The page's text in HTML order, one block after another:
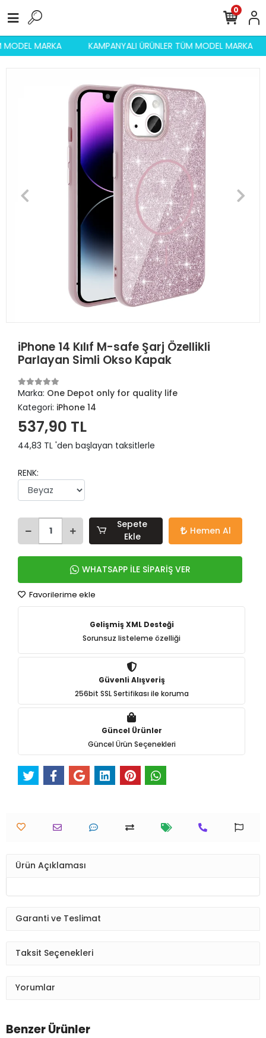
MODEL MARKA KAMPANYALI ÜRÜNLER TÜM MODEL MARKA
0
iPhone 14 Kılıf M-safe Şarj Özellikli
Parlayan Simli Okso Kapak
Marka: One Depot only for quality life
Kategori: iPhone 14
537,90 TL
44,83 TL 'den başlayan taksitlerle
RENK:
Sepete
Ekle
Hemen Al
WHATSAPP İLE SİPARİŞ VER
Favorilerime ekle
Gelişmiş XML Desteği
Sorunsuz listeleme özelliği
Güvenli Alışveriş
256bit SSL Sertifikası ile koruma
Güncel Ürünler
Güncel Ürün Seçenekleri
Ürün Açıklaması
Garanti ve Teslimat
Taksit Seçenekleri
Yorumlar
Benzer Ürünler